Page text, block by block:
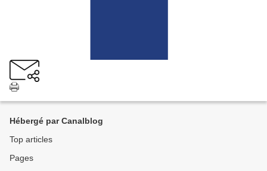
Hébergé par Canalblog
Top articles
Pages